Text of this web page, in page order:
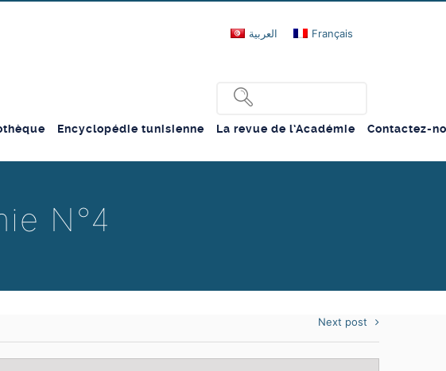
العربية Français
Encyclopédie tunisienne La revue de l’Académie Contactez-
N°4
Next post